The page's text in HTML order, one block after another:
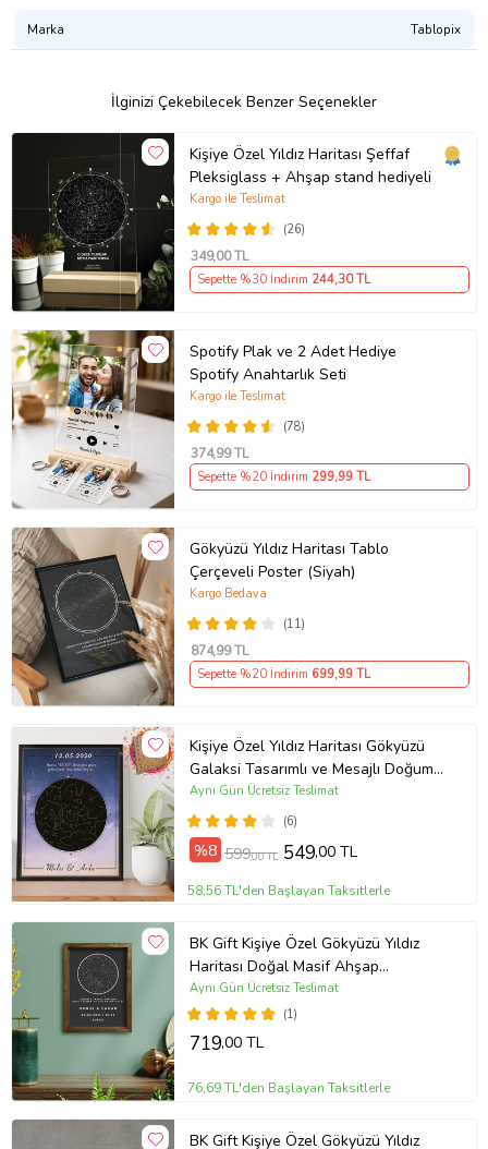
Tablo tercih edebilirsiniz!
Ürün Malzemesi : Masif Ahşap Stand , Pleksi Çerçeve
kağıdına basılmaktadır. ( Ömür boyu baskı garantilidir)
Masif ağaçtan üretilen ahşap stand ile gönderilcektir.
Ürünün ön kısımında koruyucu jelatin bulunmaktadır. Ürün elinize
geçtiğinde jelatini çıkartınız.
Ürün Kodu:kcs813025621
Marka Tablopix
İlginizi Çekebilecek Benzer Seçenekler
Kişiye Özel Yıldız Haritası Şeffaf
Pleksiglass + Ahşap stand hediyeli
(26)
Kargo ile Teslimat
349,00 TL
Sepette %30 İndirim 244,30 TL
Spotify Plak ve 2 Adet Hediye
Spotify Anahtarlık Seti
(78)
Kargo ile Teslimat
374,99 TL
Sepette %20 İndirim 299,99 TL
Gökyüzü Yıldız Haritası Tablo
Çerçeveli Poster (Siyah)
(11)
Kargo Bedava
874,99 TL
Sepette %20 İndirim 699,99 TL
Kişiye Özel Yıldız Haritası Gökyüzü
Galaksi Tasarımlı ve Mesajlı Doğum
Haritası Siyah 21x30 Çerçeve oh942
(6)
Aynı Gün Ücretsiz Teslimat
%8 599,00 TL 549,00 TL
58,56 TL'den Başlayan Taksitlerle
BK Gift Kişiye Özel Gökyüzü Yıldız
Haritası Doğal Masif Ahşap
Çerçeveli Tablo 30x40cm
(1)
Aynı Gün Ücretsiz Teslimat
719,00 TL
76,69 TL'den Başlayan Taksitlerle
BK Gift Kişiye Özel Gökyüzü Yıldız